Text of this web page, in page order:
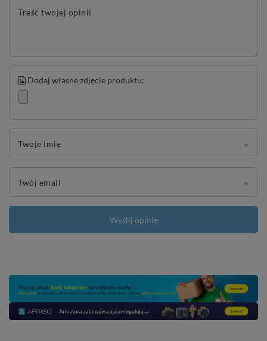
Treść twojej opinii
Dodaj własne zdjęcie produktu:
Twoje imię
Twój email
Wyślij opinię